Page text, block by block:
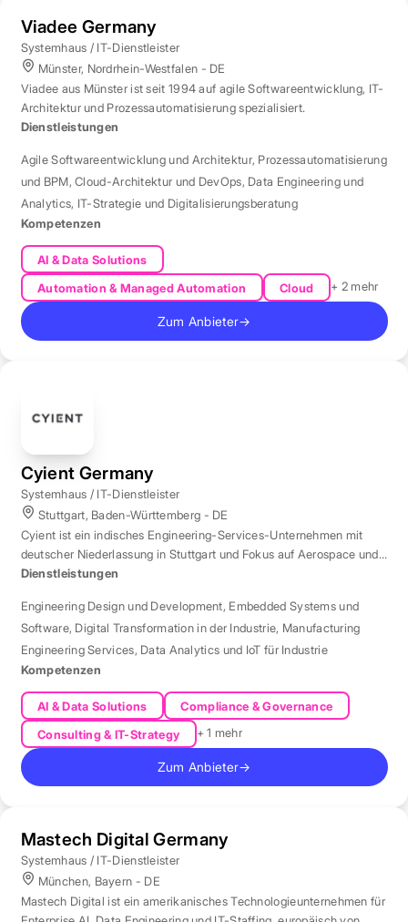
Viadee Germany
Systemhaus / IT-Dienstleister
Münster, Nordrhein-Westfalen - DE
Viadee aus Münster ist seit 1994 auf agile Softwareentwicklung, IT-
Architektur und Prozessautomatisierung spezialisiert.
Dienstleistungen
Agile Softwareentwicklung und Architektur, Prozessautomatisierung
und BPM,Cloud-Architektur und DevOps, Data Engineering und
Analytics, IT-Strategie und Digitalisierungsberatung
Kompetenzen
AI & Data Solutions
Automation & Managed Automation
Cloud + 2 mehr
Zum Anbieter→
Cyient Germany
Systemhaus / IT-Dienstleister
Stuttgart, Baden-Württemberg - DE
Cyient ist ein indisches Engineering-Services-Unternehmen mit
deutscher Niederlassung in Stuttgart und Fokus auf Aerospace und
Automotive.
Dienstleistungen
Engineering Design und Development, Embedded Systems und
Software, Digital Transformation in der Industrie, Manufacturing
Engineering Services, Data Analytics und IoT für Industrie
Kompetenzen
AI & Data Solutions
Compliance & Governance
Consulting & IT-Strategy
+ 1 mehr
Zum Anbieter→
Mastech Digital Germany
Systemhaus / IT-Dienstleister
München, Bayern - DE
Mastech Digital ist ein amerikanisches Technologieunternehmen für